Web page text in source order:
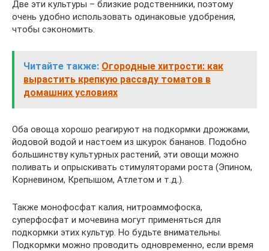
Две эти культуры – близкие родственники, поэтому
очень удобно использовать одинаковые удобрения,
чтобы сэкономить.
Читайте также: Огородные хитрости: как
вырастить крепкую рассаду томатов в
домашних условиях
Оба овоща хорошо реагируют на подкормки дрожжами,
йодовой водой и настоем из шкурок бананов. Подобно
большинству культурных растений, эти овощи можно
поливать и опрыскивать стимуляторами роста (Эпином,
Корневином, Крепышом, Атлетом и т.д.).
Также монофосфат калия, нитроаммофоска,
суперфосфат и мочевина могут применяться для
подкормки этих культур. Но будьте внимательны.
Подкормки можно проводить одновременно, если время